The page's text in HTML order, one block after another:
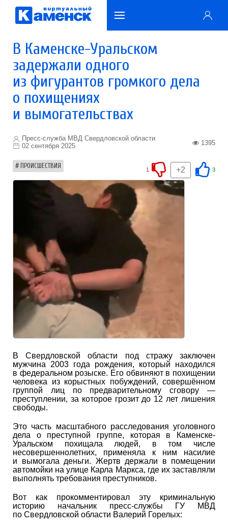
В Каменске-Уральском
задержали одного
из фигурантов громкого дела
о похищениях
и вымогательствах
Пресс-служба МВД Свердловской области
02 сентября 2025
1395
ПРОИСШЕСТВИЯ 3
+2
1
В Свердловской области под стражу заключен
мужчина 2003 года рождения, который находился
в федеральном розыске. Его обвиняют в похищении
человека из корыстных побуждений, совершённом
группой лиц по предварительному сговору —
преступлении, за которое грозит до 12 лет лишения
свободы.
Это часть масштабного расследования уголовного
дела о преступной группе, которая в Каменске-
Уральском похищала людей, в том числе
несовершеннолетних, применяла к ним насилие
и вымогала деньги. Жертв держали в помещении
автомойки на улице Карла Маркса, где их заставляли
выполнять требования преступников.
Вот как прокомментировал эту криминальную
историю начальник пресс-службы ГУ МВД
по Свердловской области Валерий Горелых: